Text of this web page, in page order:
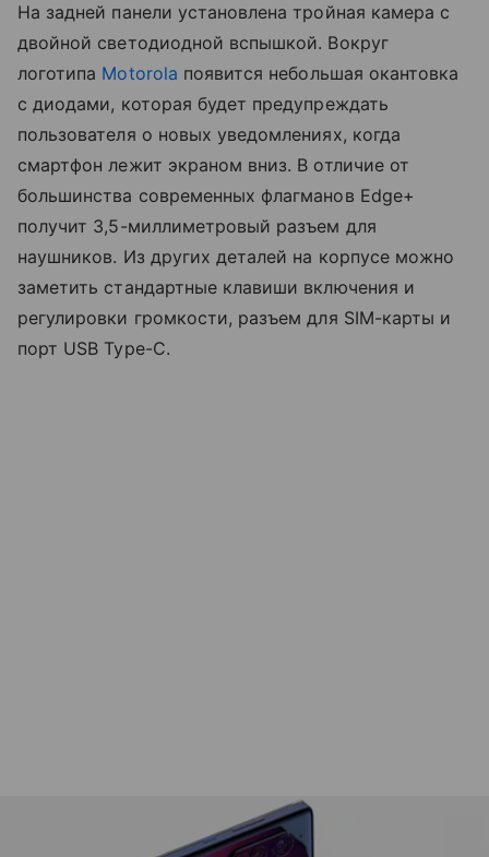
На задней панели установлена тройная камера с
двойной светодиодной вспышкой. Вокруг
логотипа Motorola появится небольшая окантовка
с диодами, которая будет предупреждать
пользователя о новых уведомлениях, когда
смартфон лежит экраном вниз. В отличие от
большинства современных флагманов Edge+
получит 3,5-миллиметровый разъем для
наушников. Из других деталей на корпусе можно
заметить стандартные клавиши включения и
регулировки громкости, разъем для SIM-карты и
порт USB Type-C.